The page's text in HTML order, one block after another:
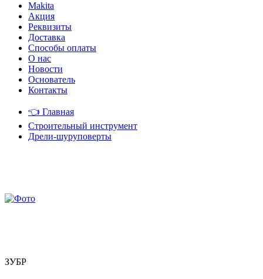
Makita
Акция
Реквизиты
Доставка
Способы оплаты
О нас
Новости
Основатель
Контакты
👈 Главная
Строительный инструмент
Дрели-шуруповерты
ЗУБР